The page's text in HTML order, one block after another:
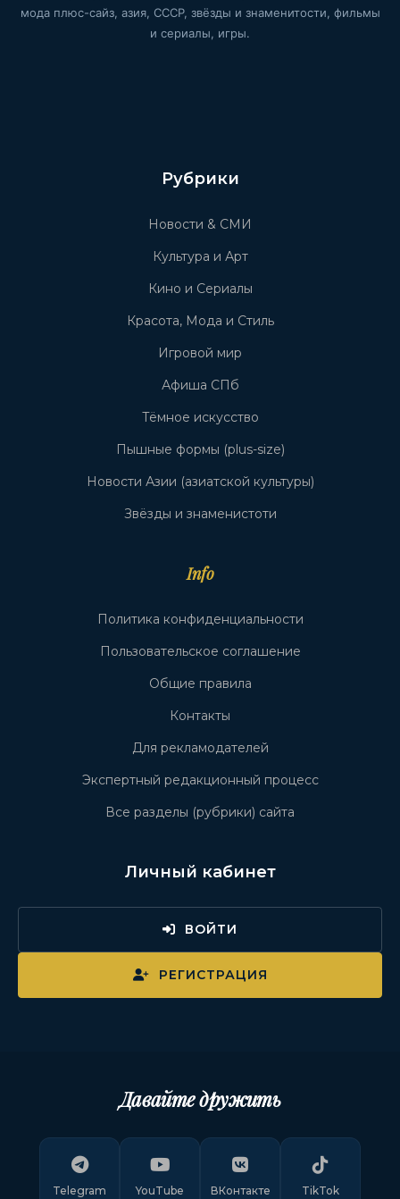
мода плюс-сайз, азия, СССР, звёзды и знаменитости, фильмы
и сериалы, игры.
Рубрики
Новости & СМИ
Культура и Арт
Кино и Сериалы
Красота, Мода и Стиль
Игровой мир
Афиша СПб
Тёмное искусство
Пышные формы (plus-size)
Новости Азии (азиатской культуры)
Звёзды и знаменистоти
Info
Политика конфиденциальности
Пользовательское соглашение
Общие правила
Контакты
Для рекламодателей
Экспертный редакционный процесс
Все разделы (рубрики) сайта
Личный кабинет
ВОЙТИ
РЕГИСТРАЦИЯ
Давайте дружить
Telegram YouTube ВКонтакте TikTok